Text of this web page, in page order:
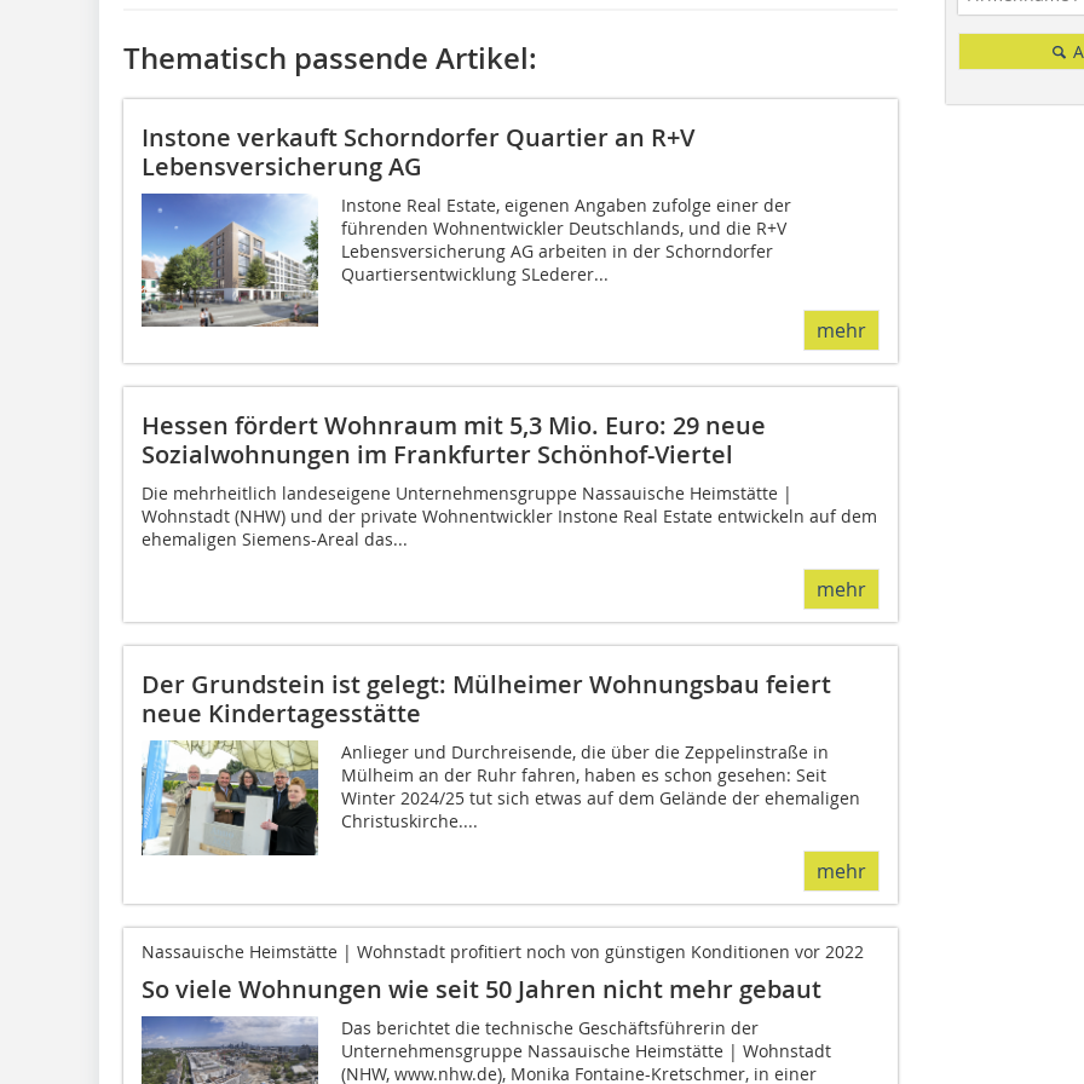
Thematisch passende Artikel:
Instone verkauft Schorndorfer Quartier an R+V
Lebensversicherung AG
Instone Real Estate, eigenen Angaben zufolge einer der
führenden Wohnentwickler Deutschlands, und die R+V
Lebensversicherung AG arbeiten in der Schorndorfer
Quartiersentwicklung SLederer...
mehr
Hessen fördert Wohnraum mit 5,3 Mio. Euro: 29 neue
Sozialwohnungen im Frankfurter Schönhof-Viertel
Die mehrheitlich landeseigene Unternehmensgruppe Nassauische Heimstätte |
Wohnstadt (NHW) und der private Wohnentwickler Instone Real Estate entwickeln auf dem
ehemaligen Siemens-Areal das...
mehr
Der Grundstein ist gelegt: Mülheimer Wohnungsbau feiert
neue Kindertagesstätte
Anlieger und Durchreisende, die über die Zeppelinstraße in
Mülheim an der Ruhr fahren, haben es schon gesehen: Seit
Winter 2024/25 tut sich etwas auf dem Gelände der ehemaligen
Christuskirche....
mehr
Nassauische Heimstätte | Wohnstadt profitiert noch von günstigen Konditionen vor 2022
So viele Wohnungen wie seit 50 Jahren nicht mehr gebaut
Das berichtet die technische Geschäftsführerin der
Unternehmensgruppe Nassauische Heimstätte | Wohnstadt
(NHW, www.nhw.de), Monika Fontaine-Kretschmer, in einer